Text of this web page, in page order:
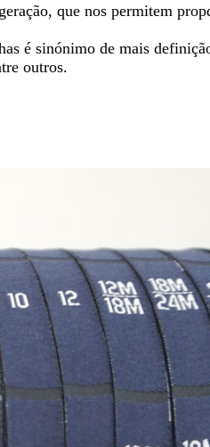
que nos permitem
é sinónimo de mais
outros.